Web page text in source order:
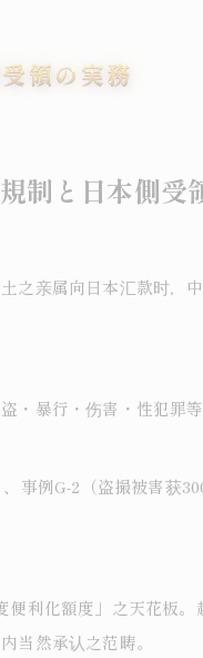
オーバーステイ
薬物事件
わいせつ・盗撮
外国人事件の解
領の実務
制と日本側受
之亲属向日本汇款时，
・暴行・伤害・性犯罪
事例G-2（盗撮被害获
利化額度」之天花板
当然承认之范畴。